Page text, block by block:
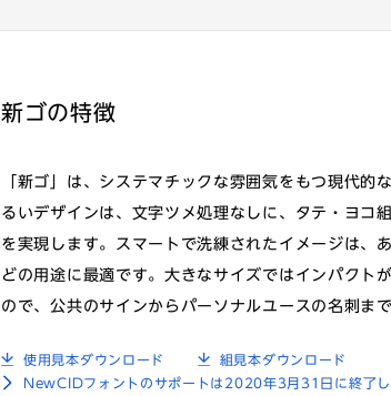
新ゴの特徴
「新ゴ」は、システマチックな雰囲気をもつ現代的
るいデザインは、文字ツメ処理なしに、タテ・ヨコ
を実現します。スマートで洗練されたイメージは、
どの用途に最適です。大きなサイズではインパクト
ので、公共のサインからパーソナルユースの名刺ま
使用見本ダウンロード
組見本ダウンロード
NewCIDフォントのサポートは2020年3月31日に終了し